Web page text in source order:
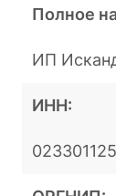
Полное
ИП
ИНН: